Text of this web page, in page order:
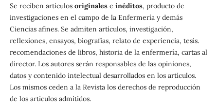
Se reciben artículos originalese inéditos, producto de
investigaciones en el campo de la Enfermería y demás
Ciencias afines. Se admiten artículos, investigación,
reflexiones, ensayos, biografías, relato de experiencia, tesis.
recomendaciones de libros, historia de la enfermería, cartas al
director. Los autores serán responsables de las opiniones,
datos y contenido intelectual desarrollados en los artículos.
Los mismos ceden a la Revista los derechos de reproducción
de los artículos admitidos.